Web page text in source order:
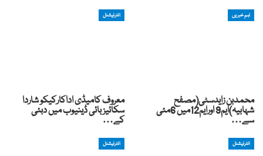
اہم خبریں
محمدبن زایدسٹی(مصفح
شہابیہ)ایم9 اورایم12میں 6مئی
سے…
انٹرنیشنل
معروف کامیڈی اداکارکیکو شاردا
سکائیز بائی ڈینیوب میں دبئی
کے…
انٹرنیشنل انٹرنیشنل